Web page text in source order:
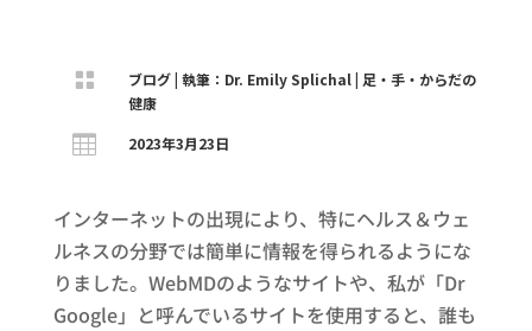
 ブログ| 執筆：Dr. Emily Splichal| 足・手・からだの
健康
 2023年3月23日
インターネットの出現により、特にヘルス＆ウェ
ルネスの分野では簡単に情報を得られるようにな
りました。WebMDのようなサイトや、私が「Dr
Google」と呼んでいるサイトを使用すると、誰も